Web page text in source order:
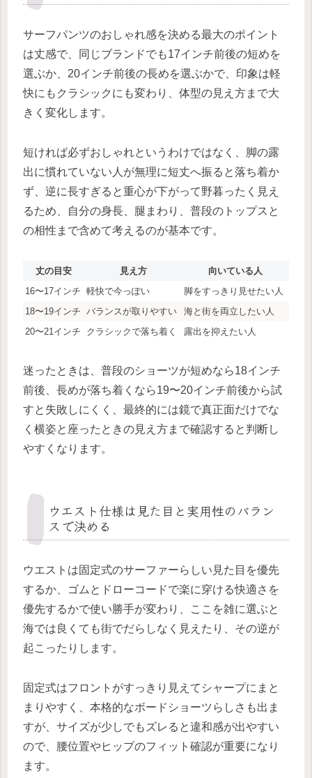
サーフパンツのおしゃれ感を決める最大のポイント
は丈感で、同じブランドでも17インチ前後の短めを
選ぶか、20インチ前後の長めを選ぶかで、印象は軽
快にもクラシックにも変わり、体型の見え方まで大
きく変化します。
短ければ必ずおしゃれというわけではなく、脚の露
出に慣れていない人が無理に短丈へ振ると落ち着か
ず、逆に長すぎると重心が下がって野暮ったく見え
るため、自分の身長、腿まわり、普段のトップスと
の相性まで含めて考えるのが基本です。
丈の目安 見え方
向いている人
16〜17インチ 軽快で今っぽい
脚をすっきり見せたい人
18〜19インチ バランスが取りやすい
海と街を両立したい人
20〜21インチ
クラシックで落ち着く 露出を抑えたい人
迷ったときは、普段のショーツが短めなら18インチ
前後、長めが落ち着くなら19〜20インチ前後から試
すと失敗しにくく、最終的には鏡で真正面だけでな
く横姿と座ったときの見え方まで確認すると判断し
やすくなります。
ウエスト仕様は見た目と実用性のバラン
スで決める
ウエストは固定式のサーファーらしい見た目を優先
するか、ゴムとドローコードで楽に穿ける快適さを
優先するかで使い勝手が変わり、ここを雑に選ぶと
海では良くても街でだらしなく見えたり、その逆が
起こったりします。
固定式はフロントがすっきり見えてシャープにまと
まりやすく、本格的なボードショーツらしさも出ま
すが、サイズが少しでもズレると違和感が出やすい
ので、腰位置やヒップのフィット確認が重要になり
ます。